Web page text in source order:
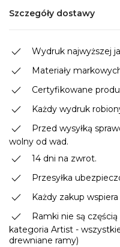
Szczegóły dostawy
done Wydruk najwyższej
done Materiały
done Certyfikowane
done Każdy wydruk
done
Przed wysyłką
wolny od wad.
done 14 dni na zwrot.
done Przesyłka
done Każdy zakup
done
Ramki nie są
kategoria Artist -
drewniane ramy)